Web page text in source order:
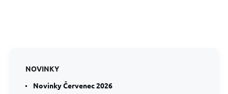
NOVINKY
Novinky Červenec 2026